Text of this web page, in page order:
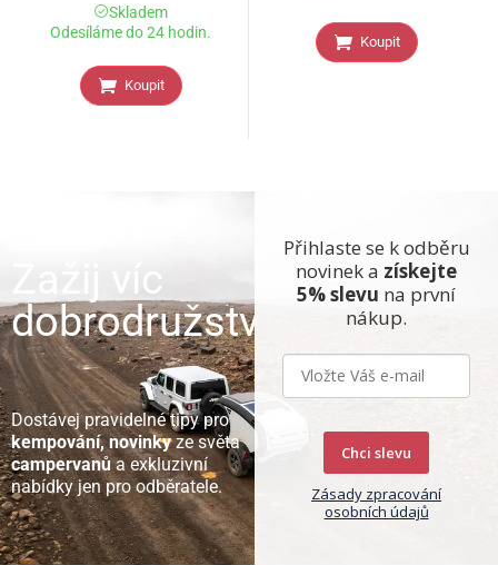
Skladem
Odesíláme do 24 hodin.
Koupit
Koupit
Zažij víc
dobrodružství
Dostávej pravidelné tipy pro
kempování, novinkyze světa
campervanůa exkluzivní
nabídky jen pro odběratele.
Přihlaste se k odběru
novinek a získejte
5% slevu na první
nákup.
Chci slevu
Zásady zpracování
osobních údajů